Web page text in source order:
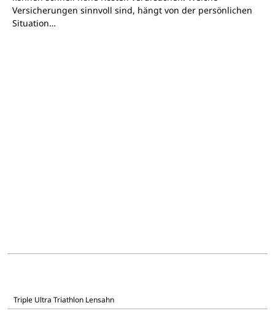
Versicherungen sinnvoll sind, hängt von der persönlichen
Situation…
Triple Ultra Triathlon Lensahn